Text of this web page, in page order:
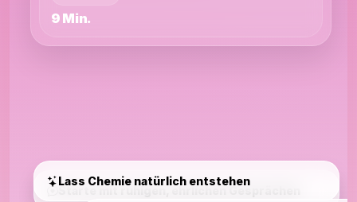
9 Min.
Lass Chemie natürlich entstehen